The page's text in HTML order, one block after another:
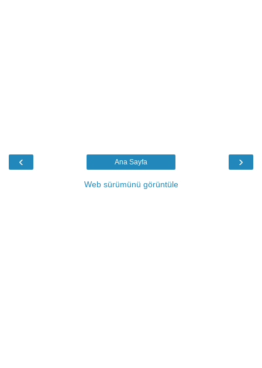
‹ ›
Ana Sayfa
Web sürümünü görüntüle